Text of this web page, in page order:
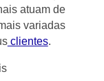
atuam de
variadas
clientes.